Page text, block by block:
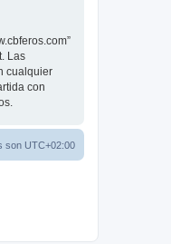
Las
cualquier
con
son UTC+02:00